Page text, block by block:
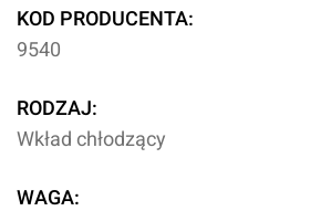
KOD PRODUCENTA:
9540
RODZAJ:
Wkład chłodzący
WAGA: